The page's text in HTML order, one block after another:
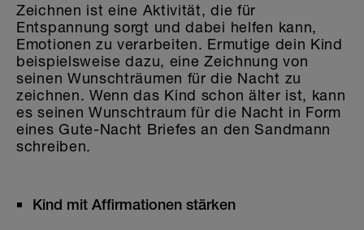
Zeichnen ist eine Aktivität, die für
Entspannung sorgt und dabei helfen kann,
Emotionen zu verarbeiten. Ermutige dein Kind
beispielsweise dazu, eine Zeichnung von
seinen Wunschträumen für die Nacht zu
zeichnen. Wenn das Kind schon älter ist, kann
es seinen Wunschtraum für die Nacht in Form
eines Gute-Nacht Briefes an den Sandmann
schreiben.
Kind mit Affirmationen stärken